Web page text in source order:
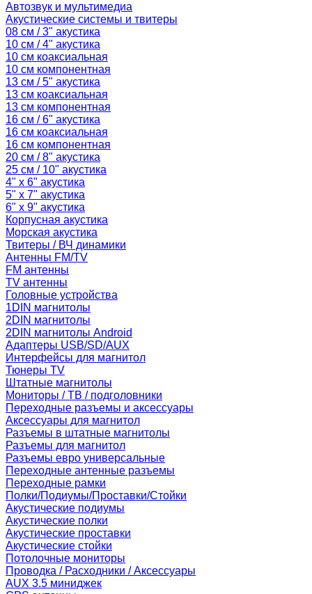
Автозвук и мультимедиа
Акустические системы и твитеры
08 см / 3" акустика
10 см / 4" акустика
10 см коаксиальная
10 см компонентная
13 см / 5" акустика
13 см коаксиальная
13 см компонентная
16 см / 6" акустика
16 см коаксиальная
16 см компонентная
20 см / 8" акустика
25 см / 10" акустика
4" x 6" акустика
5" x 7" акустика
6" x 9" акустика
Корпусная акустика
Морская акустика
Твитеры / ВЧ динамики
Антенны FM/TV
FM антенны
TV антенны
Головные устройства
1DIN магнитолы
2DIN магнитолы
2DIN магнитолы Android
Адаптеры USB/SD/AUX
Интерфейсы для магнитол
Тюнеры TV
Штатные магнитолы
Мониторы / ТВ / подголовники
Переходные разъемы и аксессуары
Аксессуары для магнитол
Разъемы в штатные магнитолы
Разъемы для магнитол
Разъемы евро универсальные
Переходные антенные разъемы
Переходные рамки
Полки/Подиумы/Проставки/Стойки
Акустические подиумы
Акустические полки
Акустические проставки
Акустические стойки
Потолочные мониторы
Проводка / Расходники / Аксессуары
AUX 3.5 миниджек